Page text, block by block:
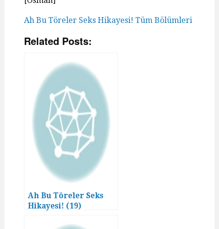
Ah Bu Töreler Seks Hikayesi! Tüm Bölümleri
Related Posts:
Ah Bu Töreler Seks
Hikayesi! (19)